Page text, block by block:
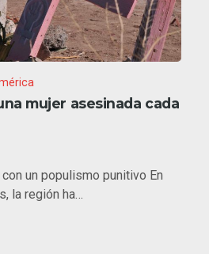
mujer asesinada cada
un populismo punitivo En
la región ha…